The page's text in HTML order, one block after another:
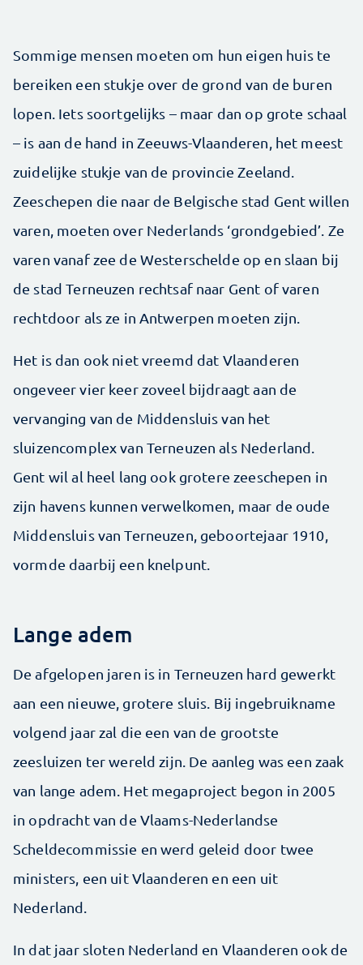
Sommige mensen moeten om hun eigen huis te
bereiken een stukje over de grond van de buren
lopen. Iets soortgelijks – maar dan op grote schaal
– is aan de hand in Zeeuws-Vlaanderen, het meest
zuidelijke stukje van de provincie Zeeland.
Zeeschepen die naar de Belgische stad Gent willen
varen, moeten over Nederlands ‘grondgebied’. Ze
varen vanaf zee de Westerschelde op en slaan bij
de stad Terneuzen rechtsaf naar Gent of varen
rechtdoor als ze in Antwerpen moeten zijn.
Het is dan ook niet vreemd dat Vlaanderen
ongeveer vier keer zoveel bijdraagt aan de
vervanging van de Middensluis van het
sluizencomplex van Terneuzen als Nederland.
Gent wil al heel lang ook grotere zeeschepen in
zijn havens kunnen verwelkomen, maar de oude
Middensluis van Terneuzen, geboortejaar 1910,
vormde daarbij een knelpunt.
Lange adem
De afgelopen jaren is in Terneuzen hard gewerkt
aan een nieuwe, grotere sluis. Bij ingebruikname
volgend jaar zal die een van de grootste
zeesluizen ter wereld zijn. De aanleg was een zaak
van lange adem. Het megaproject begon in 2005
in opdracht van de Vlaams-Nederlandse
Scheldecommissie en werd geleid door twee
ministers, een uit Vlaanderen en een uit
Nederland.
In dat jaar sloten Nederland en Vlaanderen ook de